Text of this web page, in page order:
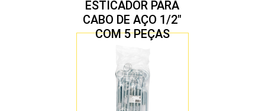
ESTICADOR PARA
CABO DE AÇO 1/2″
COM 5 PEÇAS